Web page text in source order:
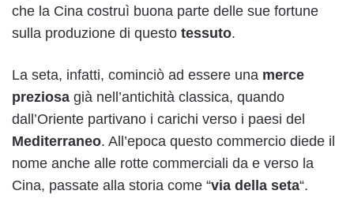
che la Cina costruì buona parte delle sue fortune
sulla produzione di questo tessuto.
La seta, infatti, cominciò ad essere una merce
preziosa già nell’antichità classica, quando
dall’Oriente partivano i carichi verso i paesi del
Mediterraneo. All’epoca questo commercio diede il
nome anche alle rotte commerciali da e verso la
Cina, passate alla storia come “via della seta“.